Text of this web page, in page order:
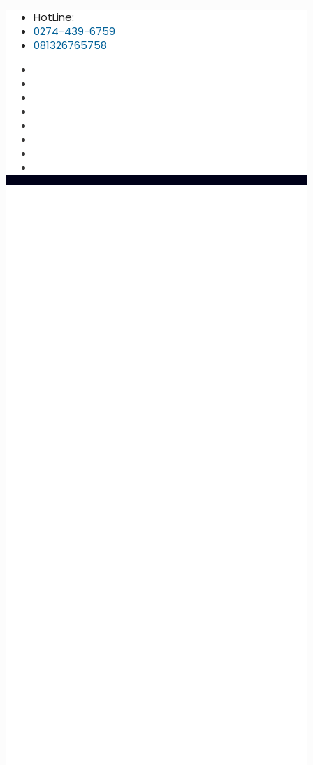
HotLine:
0274-439-6759
081326765758